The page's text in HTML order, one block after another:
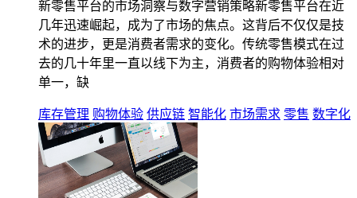
新零售平台的市场洞察与数字营销策略新零售平台在近
几年迅速崛起，成为了市场的焦点。这背后不仅仅是技
术的进步，更是消费者需求的变化。传统零售模式在过
去的几十年里一直以线下为主，消费者的购物体验相对
单一，缺
库存管理 购物体验 供应链 智能化 市场需求 零售 数字化